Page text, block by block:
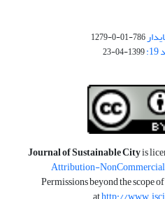
786-01-0-1279
1399-04-23
Journal of Sustainable Cityis
Attribution-
Permissions beyond the scope